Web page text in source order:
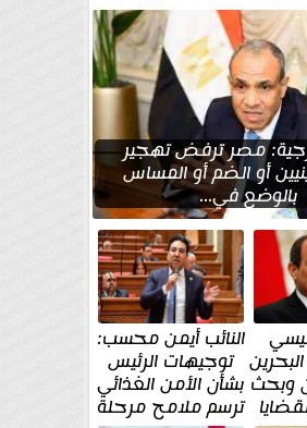
مصر ترفض تهجير
أو الضم أو المساس
بالوضع في...
وبحث
النائب أيمن محسب:
توجيهات الرئيس
بشأن الأمن الغذائي
ترسم ملامح مرحلة